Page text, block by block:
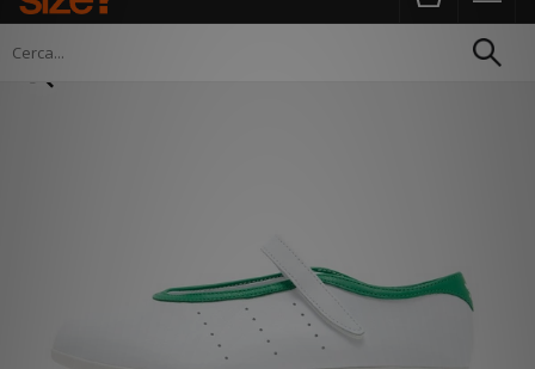
Home Donna